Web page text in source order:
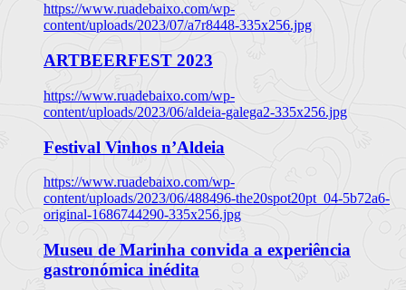
https://www.ruadebaixo.com/wp-
content/uploads/2023/07/a7r8448-335x256.jpg
ARTBEERFEST 2023
https://www.ruadebaixo.com/wp-
content/uploads/2023/06/aldeia-galega2-335x256.jpg
Festival Vinhos n’Aldeia
https://www.ruadebaixo.com/wp-
content/uploads/2023/06/488496-the20spot20pt_04-5b72a6-
original-1686744290-335x256.jpg
Museu de Marinha convida a experiência
gastronómica inédita